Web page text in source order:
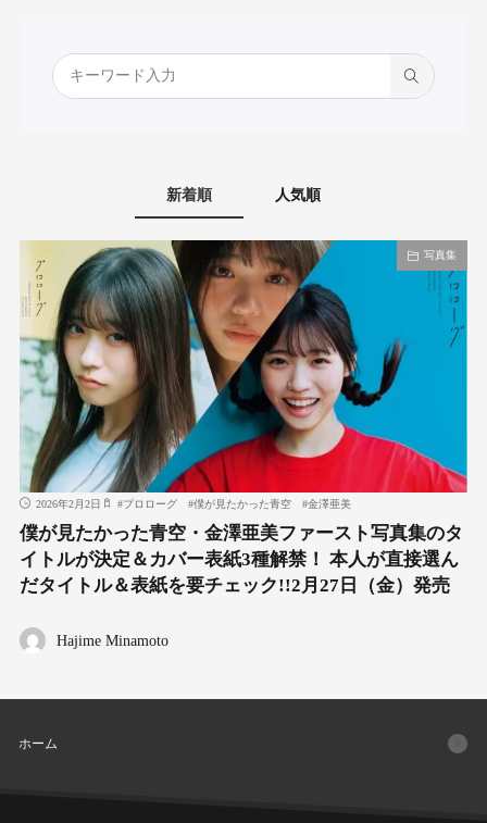
新着順 人気順
写真集
2026年2月2日 #プロローグ #僕が見たかった青空 #金澤亜美
僕が見たかった青空・金澤亜美ファースト写真集のタ
イトルが決定＆カバー表紙3種解禁！ 本人が直接選ん
だタイトル＆表紙を要チェック!!2月27日（金）発売
Hajime Minamoto
ホーム